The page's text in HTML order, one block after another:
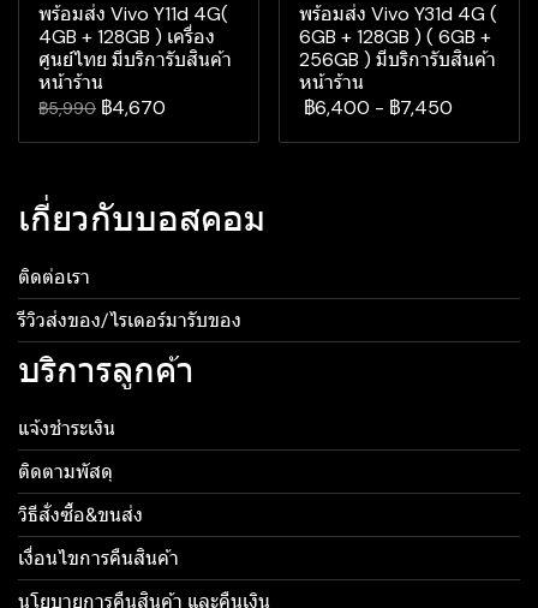
พร้อมส่ง Vivo Y11d 4G(
4GB + 128GB ) เครื่อง
ศูนย์ไทย มีบริการับสินค้า
หน้าร้าน
฿5,990 ฿4,670
พร้อมส่ง Vivo Y31d 4G (
6GB + 128GB ) ( 6GB +
256GB ) มีบริการับสินค้า
หน้าร้าน
฿6,400 - ฿7,450
เกี่ยวกับบอสคอม
ติดต่อเรา
รีวิวส่งของ/ไรเดอร์มารับของ
บริการลูกค้า
แจ้งชำระเงิน
ติดตามพัสดุ
วิธีสั่งซื้อ&ขนส่ง
เงื่อนไขการคืนสินค้า
นโยบายการคืนสินค้า และคืนเงิน